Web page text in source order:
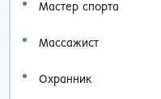
Мастер спорта
Массажист
Охранник